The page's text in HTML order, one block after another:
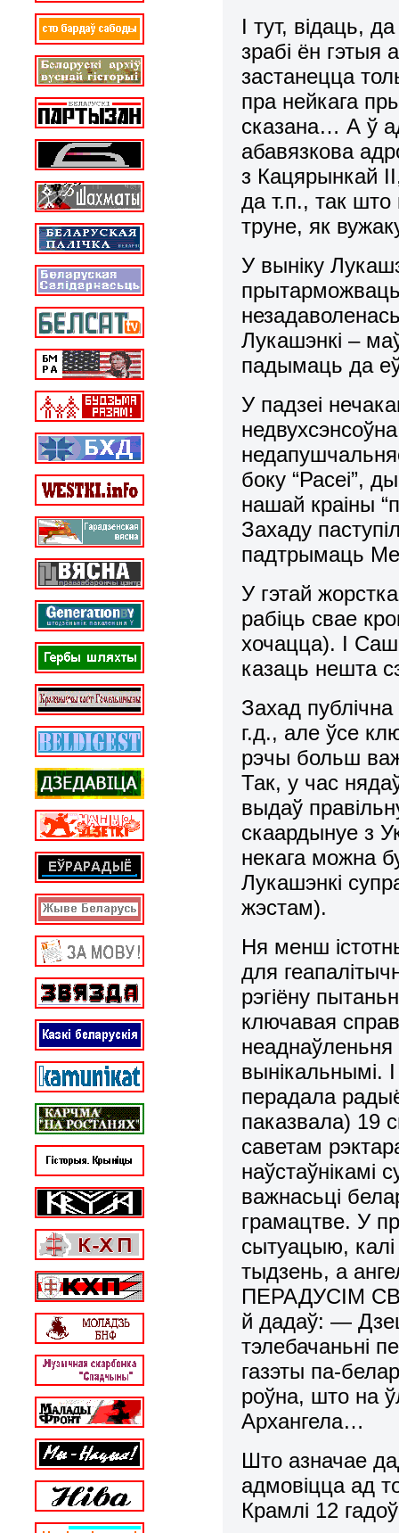
І тут, відаць,
зрабі ён гэтыя
застанецца
пра нейкага
сказана… А ў
абавязкова
з Кацярынкай
да т.п., так што
труне, як
У выніку
Лукашэнкі –
падымаць да
У падзеі
боку “Расеі”,
нашай краіны
Захаду
падтрымаць
У гэтай
рабіць свае
хочацца). І
казаць нешта
Захад
г.д., але ўсе
рэчы больш
Так, у час
выдаў
скаардынуе з
некага можна
Лукашэнкі
жэстам).
Ня менш
для
рэгіёну
ключавая
вынікальнымі.
перадала
паказвала) 19
саветам
наўстаўнікамі
важнасьці
грамацтве. У
сытуацыю,
тыдзень, а
ПЕРАДУСІМ
й дадаў: —
тэлебачаньні
газэты па-
роўна, што на
Архангела…
Што азначае
адмовіцца ад
Крамлі 12